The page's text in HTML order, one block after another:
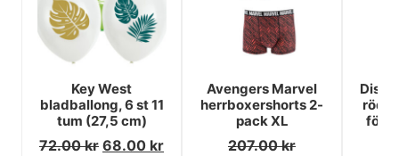
Key West
bladballong, 6 st 11
tum (27,5 cm)
72.00kr 68.00 kr
Avengers Marvel
herrboxershorts 2-
pack XL
207.00kr
röd
för